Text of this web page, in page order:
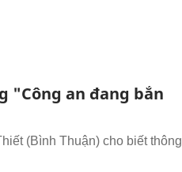
"Công an đang bắn
(Bình Thuận) cho biết thông